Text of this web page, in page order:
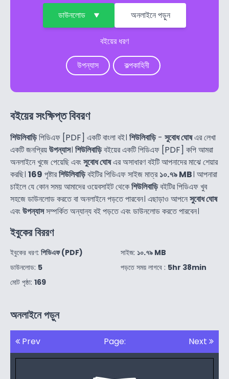
ডাউনলোড অনলাইনে পড়ুন
বইয়ের ধরণ
উপন্যাস কল্পকাহিনী
বইয়ের সংক্ষিপ্ত বিবরণ
শিউলিবাড়িপিডিএফ [PDF] একটি বাংলা বই। শিউলিবাড়ি- সুবোধ ঘোষএর লেখা
একটি জনপ্রিয়উপন্যাস। শিউলিবাড়িবইয়ের একটি পিডিএফ [PDF] কপি আমরা
অনলাইনে খুজে পেয়েছি এবংসুবোধ ঘোষএর অসাধারণ বইটি আপনাদের মাঝে শেয়ার
করছি। 169 পৃষ্টারশিউলিবাড়িবইটির পিডিএফ সাইজ মাত্র১০.৭৯ MB। আপনারা
চাইলে যে কোন সময় আমাদের ওয়েবসাইট থেকেশিউলিবাড়িবইটির পিডিএফ খুব
সহজে ডাউনলোড করতে বা অনলাইনে পড়তে পারবেন। এছাড়াও আপনেসুবোধ ঘোষ
এবংউপন্যাসসম্পর্কিত অন্যান্য বই পড়তে এবং ডাউনলোড করতে পারবেন।
ইবুকের বিররণ
ইবুকের ধরণ: পিডিএফ (PDF)
ডাউনলোড: 5
মোট পৃষ্ঠা: 169
সাইজ: ১০.৭৯ MB
পড়তে সময় লাগবে : 5hr 38min
অনলাইনে পড়ুন
Prev Page: Next